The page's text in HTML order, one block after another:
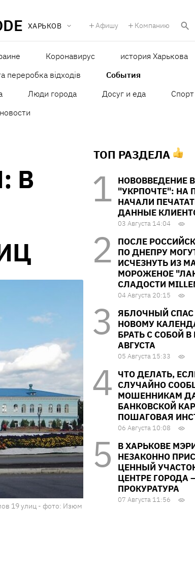
ХАРЬКОВ Афишу Компанию
Коронавирус
история Харькова
переробка відходів
События
Люди города Досуг и еда
Спорт
В
19 улиц - фото: Изюм
ТОП РАЗДЕЛА
НОВОВВЕДЕНИЕ В
"УКРПОЧТЕ": НА
НАЧАЛИ
ДАННЫЕ
03 Августа 14:04
ПОСЛЕ
ПО ДНЕПРУ
ИСЧЕЗНУТЬ ИЗ
МОРОЖЕНОЕ
СЛАДОСТИ
04 Августа 20:15
ЯБЛОЧНЫЙ СПАС
НОВОМУ
БРАТЬ С СОБОЙ В
АВГУСТА
05 Августа 15:33
ЧТО ДЕЛАТЬ,
СЛУЧАЙНО
МОШЕННИКАМ
БАНКОВСКОЙ
ПОШАГОВАЯ
06 Августа 10:08
В ХАРЬКОВЕ
НЕЗАКОННО
ЦЕННЫЙ
ЦЕНТРЕ ГОРОДА
ПРОКУРАТУРА
07 Августа 11:56